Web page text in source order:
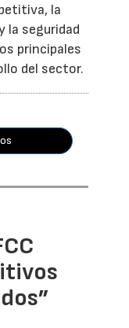
la
la seguridad
principales
del sector.